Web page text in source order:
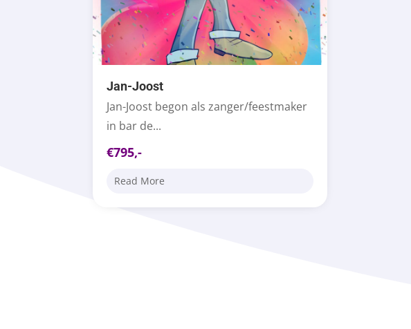
Jan-Joost
Jan-Joost begon als zanger/feestmaker
in bar de...
€795,-
Read More